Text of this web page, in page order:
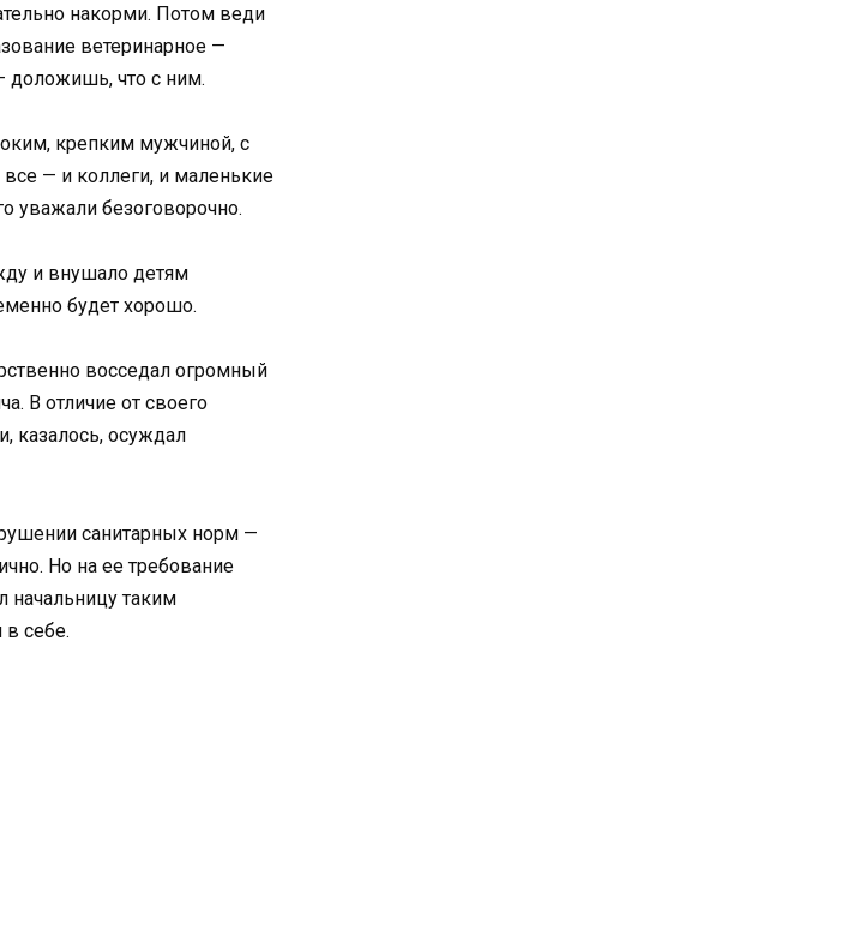
накорми. Потом веди
ветеринарное —
доложишь, что с ним.
крепким мужчиной, с
— и коллеги, и маленькие
уважали безоговорочно.
и внушало детям
будет хорошо.
восседал огромный
В отличие от своего
казалось, осуждал
санитарных норм —
Но на ее требование
начальницу таким
себе.